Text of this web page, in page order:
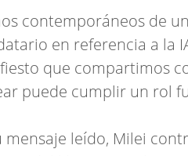
contemporáneos de
en referencia a la
que compartimos
puede cumplir un rol
mensaje leído, Milei